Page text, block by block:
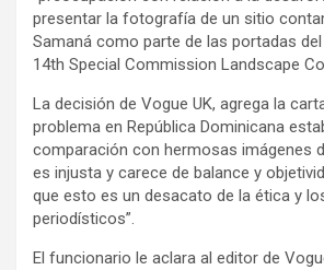
presentar la fotografía de un sitio
Samaná como parte de las portadas
14th Special Commission Landscape
La decisión de Vogue UK, agrega la
problema en República Dominicana
comparación con hermosas imágenes
es injusta y carece de balance y
que esto es un desacato de la ética y
periodísticos”.
El funcionario le aclara al editor de